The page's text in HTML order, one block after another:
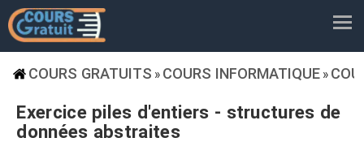
COURS GRATUITS » COURS INFORMATIQUE »
Exercice piles d'entiers - structures de
données abstraites